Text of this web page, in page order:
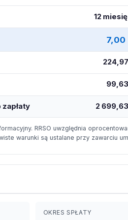
12
7,00
224,97
99,63
zapłaty 2 699,63
RRSO uwzględnia
warunki są ustalane przy zawarciu
OKRES SPŁATY